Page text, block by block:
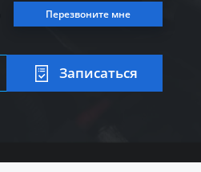
Перезвоните мне
Записаться